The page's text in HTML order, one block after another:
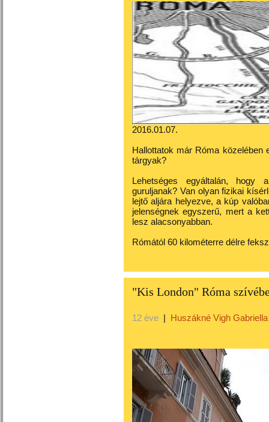
2016.01.07.
Hallottatok már Róma közelében
tárgyak?
Lehetséges egyáltalán, hogy
guruljanak? Van olyan fizikai
lejtő aljára helyezve, a kúp
jelenségnek egyszerű, mert a
lesz alacsonyabban.
Rómától 60 kilométerre délre
"Kis London" Róma
12 éve | Huszákné Vigh Gabriella